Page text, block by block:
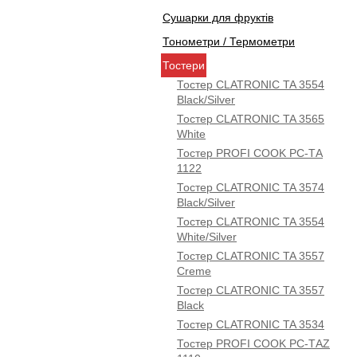
Сушарки для фруктів
Тонометри / Термометри
Тостери
Тостер CLATRONIC TA 3554
Black/Silver
Тостер CLATRONIC TA 3565
White
Тостер PROFI COOK PC-TА
1122
Тостер CLATRONIC TA 3574
Black/Silver
Тостер CLATRONIC TA 3554
White/Silver
Тостер CLATRONIC TA 3557
Creme
Тостер CLATRONIC TA 3557
Black
Тостер CLATRONIC TA 3534
Тостер PROFI COOK PC-TАZ